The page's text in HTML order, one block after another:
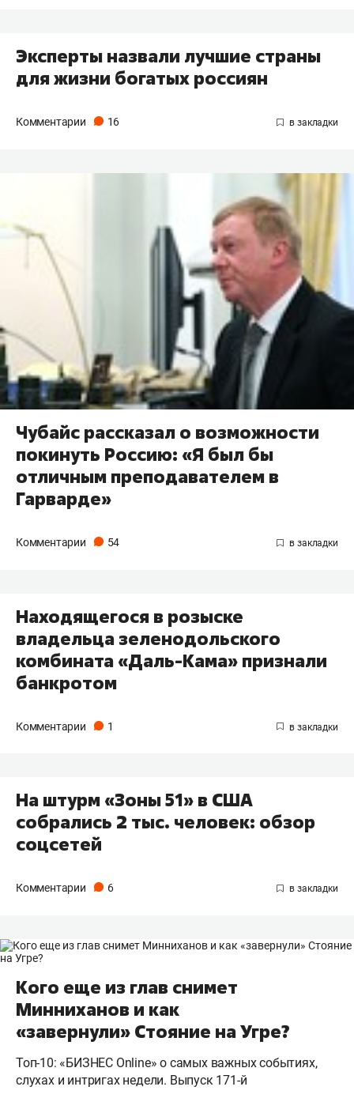
Эксперты назвали лучшие страны
для жизни богатых россиян
Комментарии 16
Чубайс рассказал о возможности
покинуть Россию: «Я был бы
отличным преподавателем в
Гарварде»
Комментарии 54
Находящегося в розыске
владельца зеленодольского
комбината «Даль-Кама» признали
банкротом
Комментарии 1
На штурм «Зоны 51» в США
собрались 2 тыс. человек: обзор
соцсетей
Комментарии 6
Кого еще из глав снимет
Минниханов и как
«завернули» Стояние на Угре?
Топ-10: «БИЗНЕС Online» о самых важных событиях,
слухах и интригах недели. Выпуск 171-й